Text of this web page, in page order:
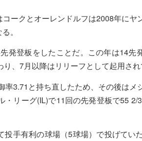
ークとオーレンドルフは2008年にヤ
。
発登板をしたことだ。この年は14先
、7月以降はリリーフとして起用され
3.71と持ち直したため、その後はメ
リーグ(IL)で11回の先発登板で55 2/3
手有利の球場（5球場）で投げてい